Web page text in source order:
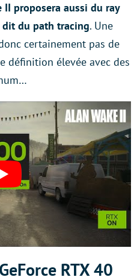
II proposera aussi du ray
du path tracing. Une
certainement pas de
définition élevée avec des
RTX 40